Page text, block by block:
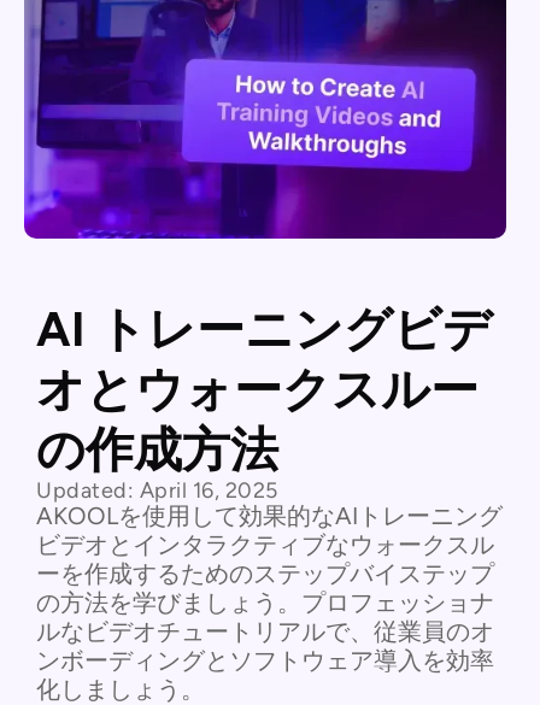
AI トレーニングビデ
オとウォークスルー
の作成方法
Updated: April 16, 2025
AKOOLを使用して効果的なAIトレーニング
ビデオとインタラクティブなウォークスル
ーを作成するためのステップバイステップ
の方法を学びましょう。プロフェッショナ
ルなビデオチュートリアルで、従業員のオ
ンボーディングとソフトウェア導入を効率
化しましょう。